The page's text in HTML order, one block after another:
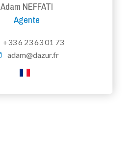
Adam NEFFATI
Agente
+33 6 23 63 01 73
adam@dazur.fr